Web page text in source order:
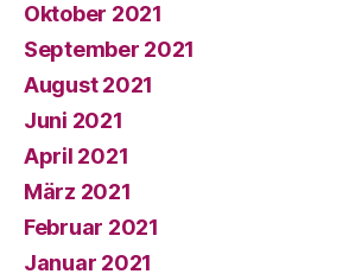
Oktober 2021
September 2021
August 2021
Juni 2021
April 2021
März 2021
Februar 2021
Januar 2021